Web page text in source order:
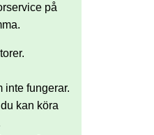
på
inte fungerar.
kan köra